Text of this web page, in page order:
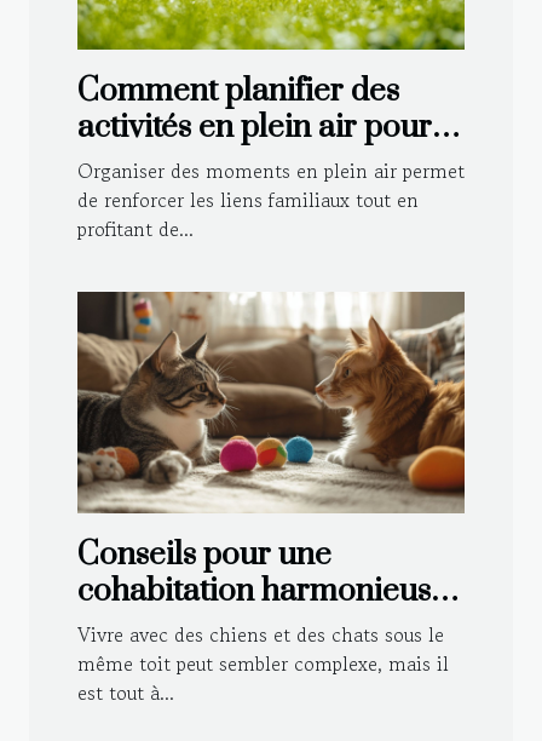
Comment planifier des
activités en plein air pour
toute la famille ?
Organiser des moments en plein air permet
de renforcer les liens familiaux tout en
profitant de...
Conseils pour une
cohabitation harmonieuse
entre chiens et chats
Vivre avec des chiens et des chats sous le
même toit peut sembler complexe, mais il
est tout à...